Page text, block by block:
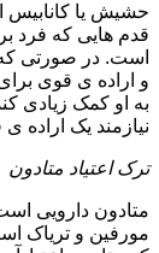
حشیش یا کانابیس
قدم هایی که فرد
است. در صورتی
و اراده ی قوی
به او کمک زیادی
نیازمند یک اراده
ترک اعتیاد متادون
متادون دارویی
مورفین و تریاک